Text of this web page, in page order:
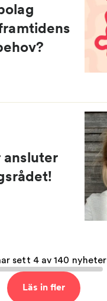
ansluter
sett 4 av 140 nyheter
Läs in fler